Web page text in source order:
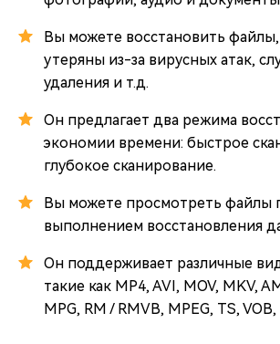
Вы можете восстановить
утеряны из-за вирусных атак,
удаления и т.д.
Он предлагает два режима
экономии времени: быстрое
глубокое сканирование.
Вы можете просмотреть файлы
выполнением восстановления
Он поддерживает различные
такие как MP4, AVI, MOV, MKV,
MPG, RM / RMVB, MPEG, TS,